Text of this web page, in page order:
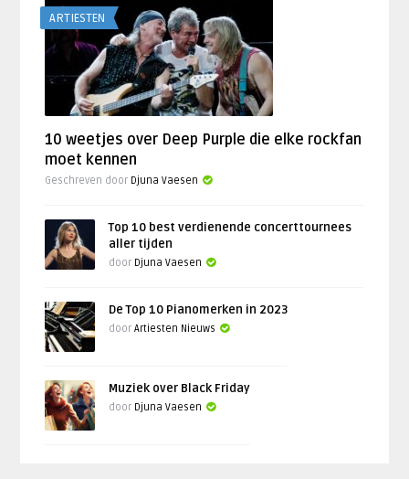
ARTIESTEN
10 weetjes over Deep Purple die elke rockfan
moet kennen
Geschreven door Djuna Vaesen
Top 10 best verdienende concerttournees
aller tijden
door Djuna Vaesen
De Top 10 Pianomerken in 2023
doorArtiesten Nieuws
Muziek over Black Friday
door Djuna Vaesen